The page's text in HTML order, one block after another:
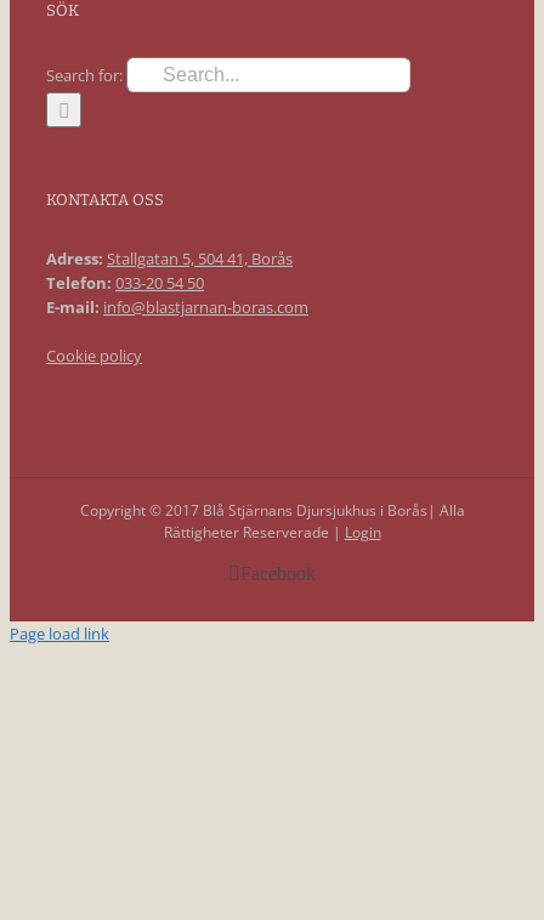
SÖK
Search for:
KONTAKTA OSS
Adress: Stallgatan 5, 504 41, Borås
Telefon: 033-20 54 50
E-mail: info@blastjarnan-boras.com
Cookie policy
Copyright © 2017 Blå Stjärnans Djursjukhus i Borås| Alla
Rättigheter Reserverade | Login
Facebook
Page load link